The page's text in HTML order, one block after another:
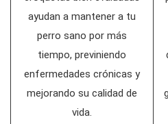
ayudan a mantener a tu
perro sano por más
tiempo, previniendo
enfermedades crónicas y
mejorando su calidad de
vida.